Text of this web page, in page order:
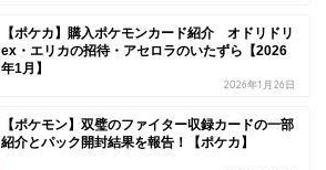
【ポケカ】購入ポケモンカード紹介 オドリドリ
ex・エリカの招待・アセロラのいたずら【2026
年1月】
2026年1月26日
【ポケモン】双璧のファイター収録カードの一部
紹介とパック開封結果を報告！【ポケカ】